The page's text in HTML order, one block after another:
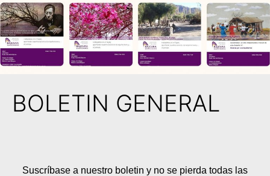
BOLETIN GENERAL
Suscríbase a nuestro boletin y no se pierda todas las